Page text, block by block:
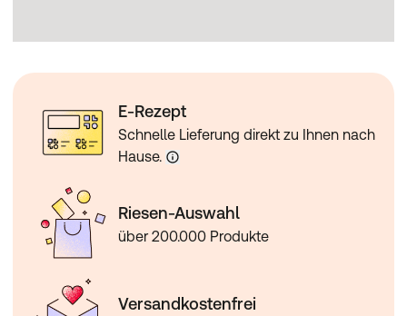
E-Rezept
Schnelle Lieferung direkt zu Ihnen nach
Hause.
Riesen-Auswahl
über 200.000 Produkte
Versandkostenfrei